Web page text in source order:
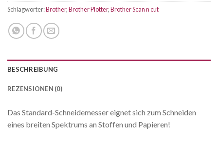
Schlagwörter:Brother,Brother Plotter,Brother Scan n cut
BESCHREIBUNG
REZENSIONEN (0)
Das Standard-Schneidemesser eignet sich zum Schneiden
eines breiten Spektrums an Stoffen und Papieren!